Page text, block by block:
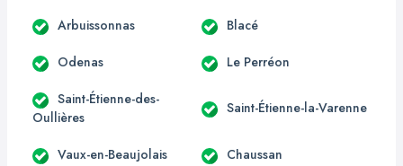
Arbuissonnas Blacé
Odenas Le Perréon
Saint-Étienne-des-
Oullières
Saint-Étienne-la-Varenne
Vaux-en-Beaujolais Chaussan